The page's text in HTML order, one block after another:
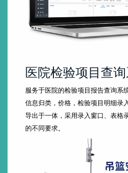
医院检验项目查
服务于医院的检验项目报告查询系
信息归类，价格，检验项目明细录
导出于一体，采用录入窗口、表格
的不同要求。